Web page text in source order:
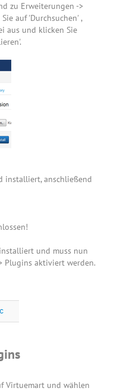
zu Erweiterungen ->
auf 'Durchsuchen' ,
aus und klicken Sie
installiert, anschließend
und muss nun
Plugins aktiviert werden.
Virtuemart und wählen